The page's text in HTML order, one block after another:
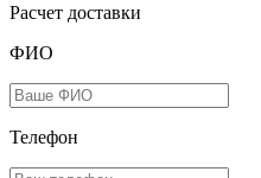
Расчет доставки
ФИО
Телефон